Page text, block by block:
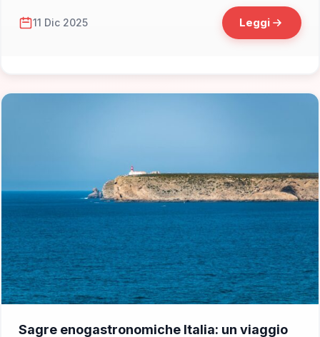
11 Dic 2025 Leggi
Sagre enogastronomiche Italia: un viaggio